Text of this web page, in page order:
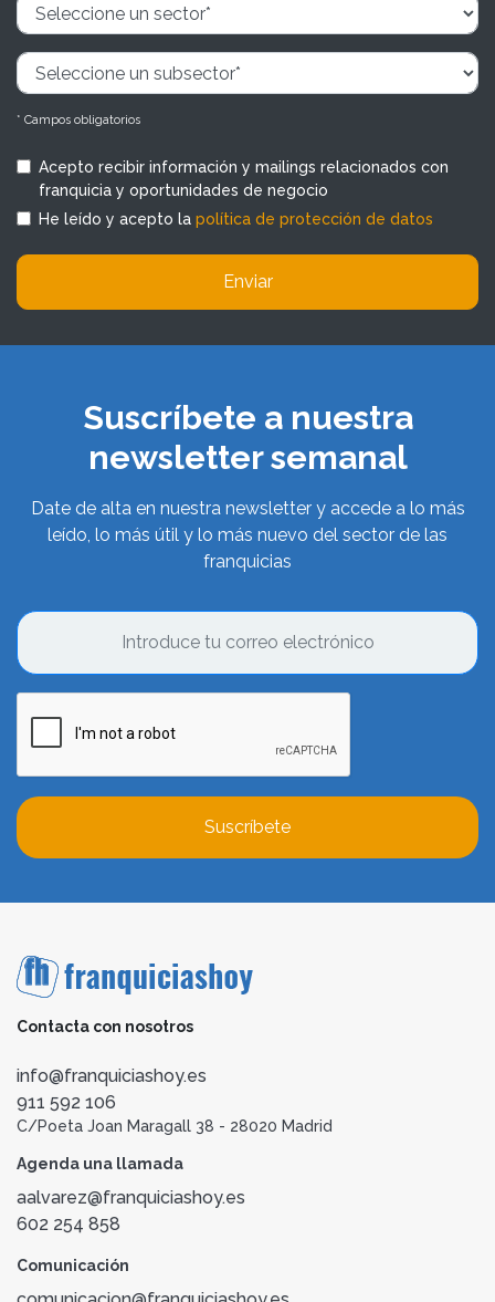
* Campos obligatorios
Acepto recibir información y mailings relacionados con
franquicia y oportunidades de negocio
He leído y acepto la política de protección de datos
Enviar
Suscríbete a nuestra
newsletter semanal
Date de alta en nuestra newsletter y accede a lo más
leído, lo más útil y lo más nuevo del sector de las
franquicias
Suscríbete
Contacta con nosotros
info@franquiciashoy.es
911 592 106
C/Poeta Joan Maragall 38 - 28020 Madrid
Agenda una llamada
aalvarez@franquiciashoy.es
602 254 858
Comunicación